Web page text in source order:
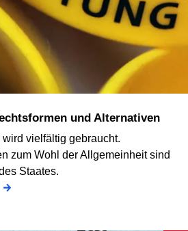
und Alternativen
vielfältig gebraucht.
zum Wohl der Allgemeinheit sind
Staates.